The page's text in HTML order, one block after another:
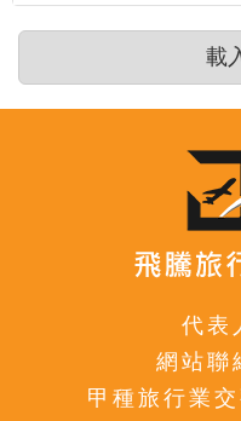
載
代表
網站聯
甲種旅行業